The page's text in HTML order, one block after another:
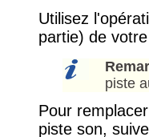
Utilisez
partie) de
piste
Pour
piste son,